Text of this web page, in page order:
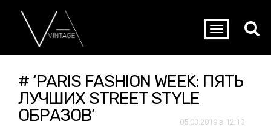
# ‘PARIS FASHION WEEK: ПЯТЬ
ЛУЧШИХ STREET STYLE
ОБРАЗОВ’
05.03.2019 в 12:10